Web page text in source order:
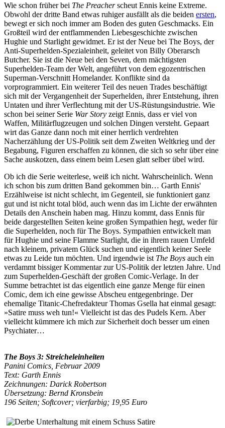
Wie schon früher bei The Preacherscheut Ennis keine Extreme.
Obwohl der dritte Band etwas ruhiger ausfällt als die beiden ersten,
bewegt er sich noch immer am Boden des guten Geschmacks. Ein
Großteil wird der entflammenden Liebesgeschichte zwischen
Hughie und Starlight gewidmet. Er ist der Neue bei The Boys, der
Anti-Superhelden-Spezialeinheit, geleitet von Billy Oberarsch
Butcher. Sie ist die Neue bei den Seven, dem mächtigsten
Superhelden-Team der Welt, angeführt von dem egozentrischen
Superman-Verschnitt Homelander. Konflikte sind da
vorprogrammiert. Ein weiterer Teil des neuen Trades beschäftigt
sich mit der Vergangenheit der Superhelden, ihrer Entstehung, ihren
Untaten und ihrer Verflechtung mit der US-Rüstungsindustrie. Wie
schon bei seiner Serie War Story zeigt Ennis, dass er viel von
Waffen, Militärflugzeugen und solchen Dingen versteht. Gepaart
wirt das Ganze dann noch mit einer herrlich verdrehten
Nacherzählung der US-Politik seit dem Zweiten Weltkrieg und der
Begabung, Figuren erschaffen zu können, die sich so sehr über eine
Sache auskotzen, dass einem beim Lesen glatt selber übel wird.
Ob ich die Serie weiterlese, weiß ich nicht. Wahrscheinlich. Wenn
ich schon bis zum dritten Band gekommen bin… Garth Ennis'
Erzählweise ist nicht schlecht, im Gegenteil, sie funktioniert ganz
gut und ist nicht total blöd, auch wenn das im Lichte der erwähnten
Details den Anschein haben mag. Hinzu kommt, dass Ennis für
beide dargestellten Seiten keine großen Sympathien hegt, weder für
die Superhelden, noch für The Boys. Sympathien entwickelt man
für Hughie und seine Flamme Starlight, die in ihrem rauen Umfeld
nach kleinem, privatem Glück suchen und eigentlich keiner Seele
etwas zu Leide tun möchten. Und irgendwie ist The Boys auch ein
verdammt bissiger Kommentar zur US-Politik der letzten Jahre. Und
zum Superhelden-Geschäft der großen Comic-Verlage. In der
Summe betrachtet ist das eigentlich eine ganze Menge für einen
Comic, dem ich eine gewisse Abscheu entgegenbringe. Der
ehemalige Titanic-Chefredakteur Thomas Gsella hat einmal gesagt:
»Satire muss weh tun!« Vielleicht ist das des Pudels Kern. Aber
vielleicht kümmere ich mich zur Sicherheit doch besser um einen
Psychiater…
The Boys 3: Streicheleinheiten
Panini Comics, Februar 2009
Text: Garth Ennis
Zeichnungen: Darick Robertson
Übersetzung: Bernd Kronsbein
196 Seiten; Softcover; vierfarbig; 19,95 Euro